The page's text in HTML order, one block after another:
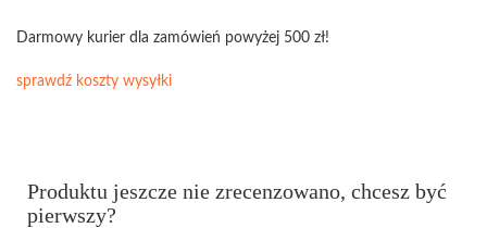
Darmowy kurier dla zamówień powyżej 500 zł!
sprawdź koszty wysyłki
Produktu jeszcze nie zrecenzowano, chcesz być
pierwszy?